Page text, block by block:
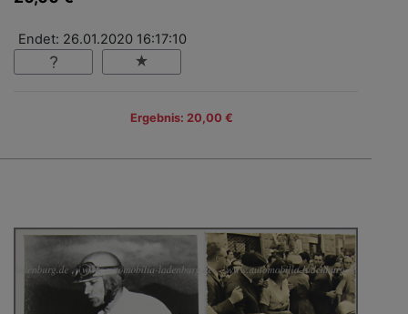
Endet: 26.01.2020 16:17:10
Ergebnis: 20,00 €